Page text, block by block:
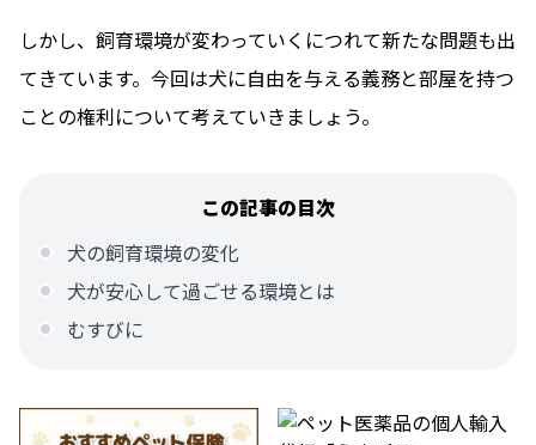
しかし、飼育環境が変わっていくにつれて新たな問題も出
てきています。今回は犬に自由を与える義務と部屋を持つ
ことの権利について考えていきましょう。
この記事の目次
犬の飼育環境の変化
犬が安心して過ごせる環境とは
むすびに